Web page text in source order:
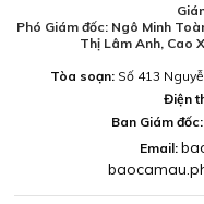
Phó Giám đốc: Ngô Minh
Thị Lâm Anh, Cao
Tòa soạn:Số 413
Điện
Ban Giám đốc:
Email: